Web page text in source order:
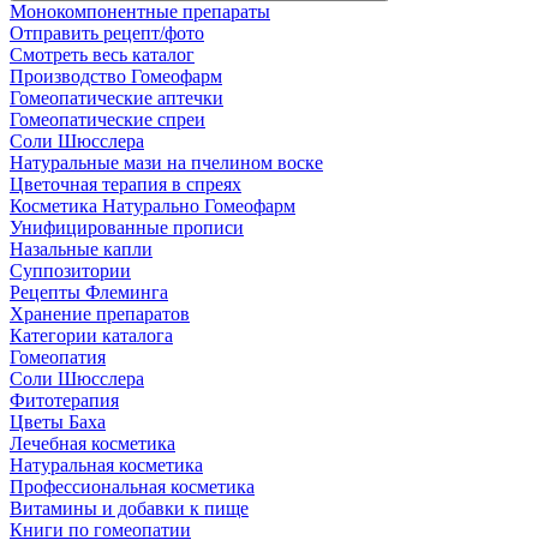
Монокомпонентные препараты
Отправить рецепт/фото
Смотреть весь каталог
Производство Гомеофарм
Гомеопатические аптечки
Гомеопатические спреи
Соли Шюсслера
Натуральные мази на пчелином воске
Цветочная терапия в спреях
Косметика Натурально Гомеофарм
Унифицированные прописи
Назальные капли
Суппозитории
Рецепты Флеминга
Хранение препаратов
Категории каталога
Гомеопатия
Соли Шюсслера
Фитотерапия
Цветы Баха
Лечебная косметика
Натуральная косметика
Профессиональная косметика
Витамины и добавки к пище
Книги по гомеопатии